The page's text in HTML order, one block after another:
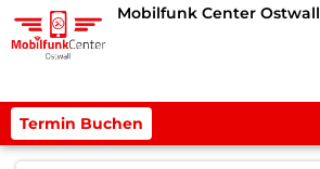
Mobilfunk Center Ostwall
Termin Buchen